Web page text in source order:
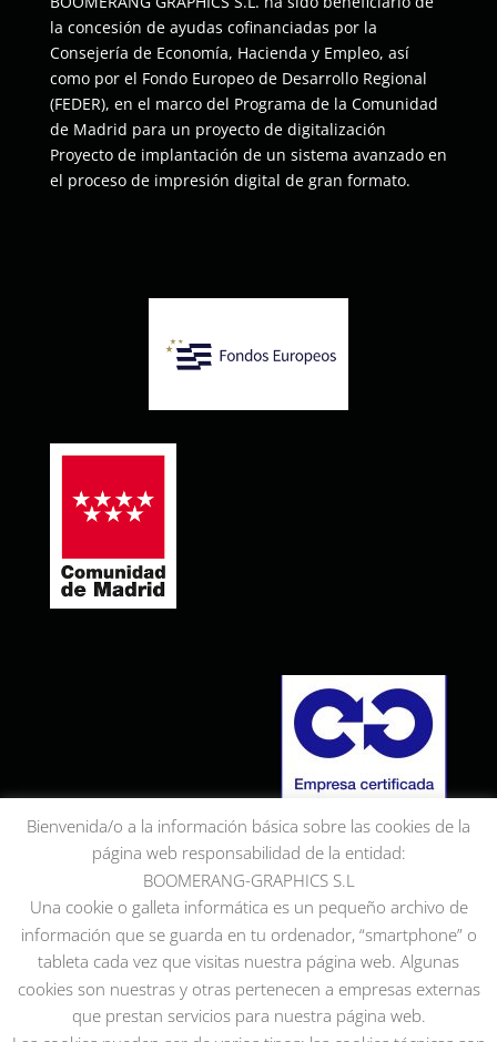
la concesión de ayudas cofinanciadas por la
Consejería de Economía, Hacienda y Empleo, así
como por el Fondo Europeo de Desarrollo Regional
(FEDER), en el marco del Programa de la Comunidad
de Madrid para un proyecto de digitalización
Proyecto de implantación de un sistema avanzado en
el proceso de impresión digital de gran formato.
Bienvenida/o a la información básica sobre las cookies de la
página web responsabilidad de la entidad:
BOOMERANG-GRAPHICS S.L
Una cookie o galleta informática es un pequeño archivo de
información que se guarda en tu ordenador, “smartphone” o
tableta cada vez que visitas nuestra página web. Algunas
cookies son nuestras y otras pertenecen a empresas externas
que prestan servicios para nuestra página web.